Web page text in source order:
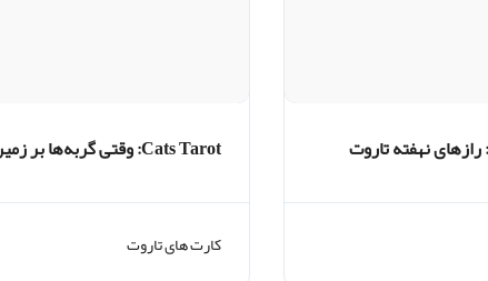
Cats Tarot: وقتی گربه‌ها بر زمین حکومت کنند
کارت های تاروت